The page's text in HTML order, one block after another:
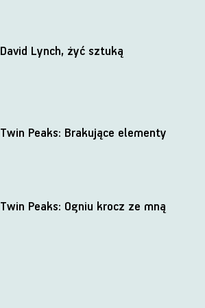
David Lynch, żyć sztuką
Twin Peaks: Brakujące elementy
Twin Peaks: Ogniu krocz ze mną